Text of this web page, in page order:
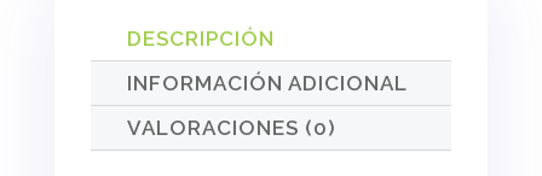
DESCRIPCIÓN
INFORMACIÓN ADICIONAL
VALORACIONES (0)